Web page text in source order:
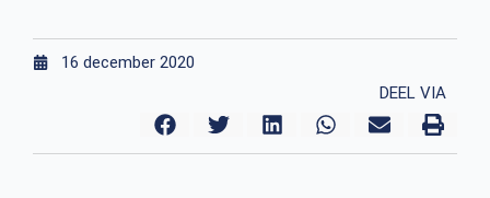
16 december 2020
DEEL VIA